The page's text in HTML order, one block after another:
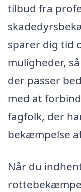
tilbud fra
sparer dig tid
muligheder,
der passer
med at
fagfolk, der
bekæmpelse
Når du